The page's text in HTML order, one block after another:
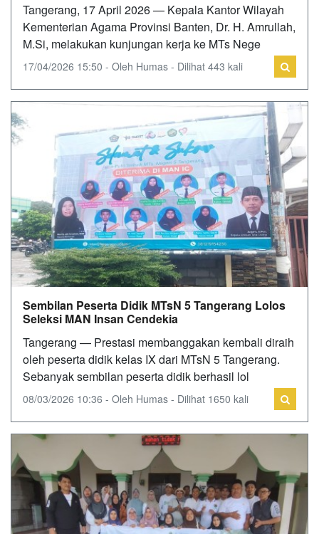
Tangerang, 17 April 2026 — Kepala Kantor Wilayah
Kementerian Agama Provinsi Banten, Dr. H. Amrullah,
M.Si, melakukan kunjungan kerja ke MTs Nege
17/04/2026 15:50 - Oleh Humas - Dilihat 443 kali
Sembilan Peserta Didik MTsN 5 Tangerang Lolos
Seleksi MAN Insan Cendekia
Tangerang — Prestasi membanggakan kembali diraih
oleh peserta didik kelas IX dari MTsN 5 Tangerang.
Sebanyak sembilan peserta didik berhasil lol
08/03/2026 10:36 - Oleh Humas - Dilihat 1650 kali